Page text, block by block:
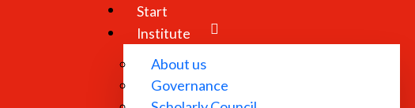
Start
Institute
About us
Governance